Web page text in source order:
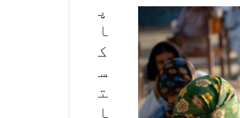
پ
ا
ک
س
ت
ا